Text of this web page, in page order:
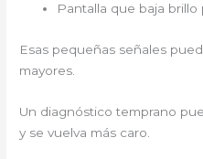
Pantalla que baja
Esas pequeñas señales
mayores.
Un diagnóstico temprano
y se vuelva más caro.